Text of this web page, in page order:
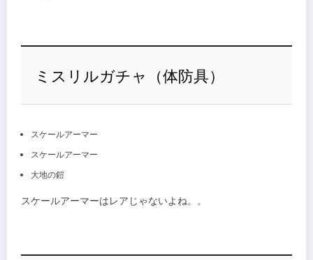
ミスリルガチャ（体防具）
スケールアーマー
スケールアーマー
大地の鎧
スケールアーマーはレアじゃないよね。。